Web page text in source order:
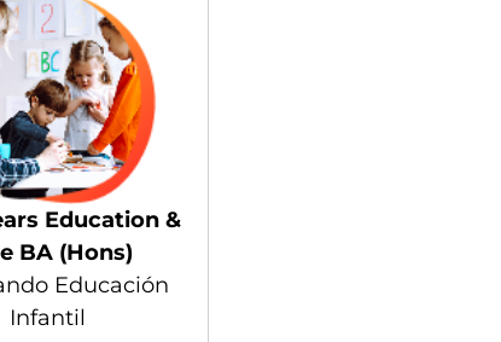
Education &
BA (Hons)
Educación
Infantil